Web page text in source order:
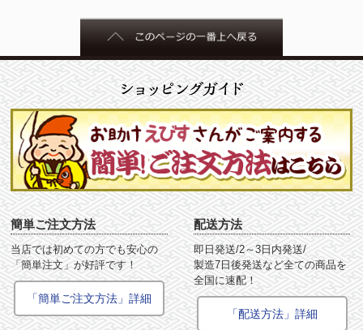
簡単ご注文方法
当店では初めての方でも安心の
「簡単注文」が好評です！
「簡単ご注文方法」詳細
配送方法
即日発送/2～3日内発送/
製造7日後発送など全ての商品を
全国に速配！
「配送方法」詳細